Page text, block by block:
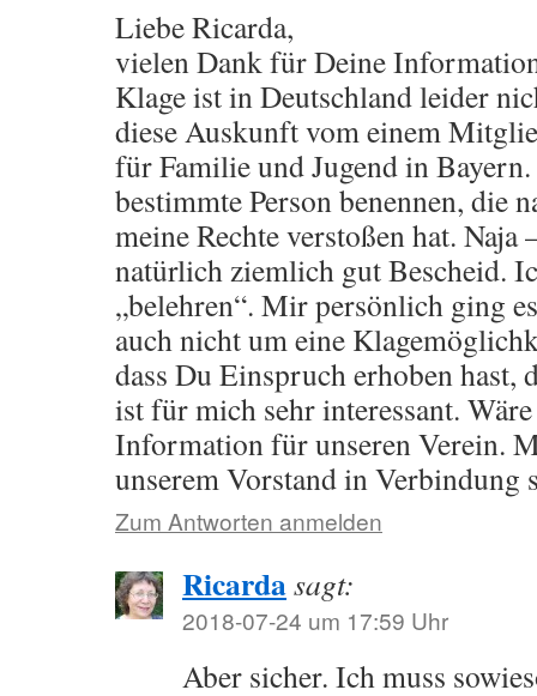
Liebe Ricarda,
vielen Dank für Deine
Klage ist in Deutschland leider
diese Auskunft vom einem
für Familie und Jugend in
bestimmte Person benennen, die
meine Rechte verstoßen hat. Naja
natürlich ziemlich gut Bescheid.
„belehren“. Mir persönlich ging
auch nicht um eine
dass Du Einspruch erhoben hast,
ist für mich sehr interessant.
Information für unseren Verein.
unserem Vorstand in Verbindung
Zum Antworten anmelden
Ricardasagt:
2018-07-24 um 17:59 Uhr
Aber sicher. Ich muss